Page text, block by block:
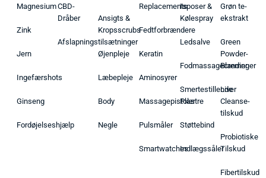
Magnesium
Zink
Jern
Ingefærshots
Ginseng
Fordøjelseshjælp
CBD-
Dråber
Afslapningstilsætninger
Ansigts &
Kropsscrubs
Øjenpleje
Læbepleje
Body
Negle
Replacements
Fedtforbrændere
Keratin
Aminosyrer
Massagepistoler
Pulsmåler
Smartwatches
Isposer &
Kølespray
Ledsalve
Fodmassagecremer
Smertestillende
Plastre
Støttebind
Indlægssåler
Grøn te-
ekstrakt
Green
Powder-
Blandinger
Liver
Cleanse-
tilskud
Probiotiske
Tilskud
Fibertilskud